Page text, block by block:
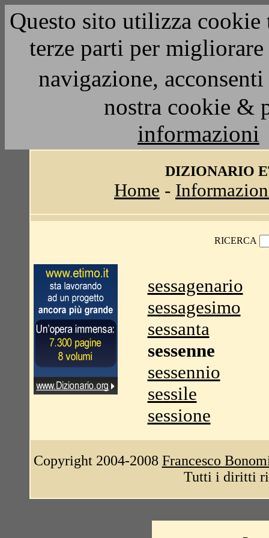
Questo sito utilizza
terze parti per
navigazione,
nostra cookie &
informazioni
DIZIONARIO
Home -
RICERCA
sessagenario
sessagesimo
sessanta
sessenne
sessennio
sessile
sessione
Copyright 2004-2008 Francesco
Tutti i diritti